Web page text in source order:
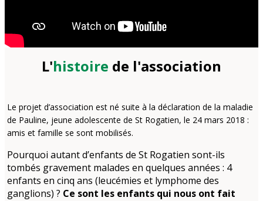
L'histoire de l'association
Le projet d’association est né suite à la déclaration de la maladie
de Pauline, jeune adolescente de St Rogatien, le 24 mars 2018 :
amis et famille se sont mobilisés.
Pourquoi autant d’enfants de St Rogatien sont-ils
tombés gravement malades en quelques années : 4
enfants en cinq ans (leucémies et lymphome des
ganglions) ? Ce sont les enfants qui nous ont fait